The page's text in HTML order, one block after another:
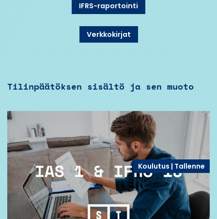
IFRS-raportointi
Verkkokirjat
Tilinpäätöksen sisältö ja sen muoto
Koulutus | Tallenne